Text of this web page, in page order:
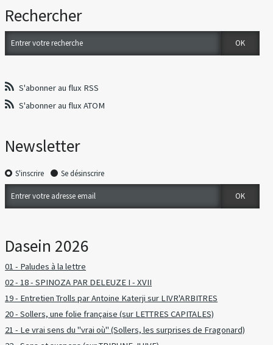
Rechercher
S'abonner au flux RSS
S'abonner au flux ATOM
Newsletter
S'inscrire Se désinscrire
Dasein 2026
01 - Paludes à la lettre
02 - 18 - SPINOZA PAR DELEUZE I - XVII
19 - Entretien Trolls par Antoine Katerji sur LIVR'ARBITRES
20 - Sollers, une folie française (sur LETTRES CAPITALES)
21 - Le vrai sens du "vrai où" (Sollers, les surprises de Fragonard)